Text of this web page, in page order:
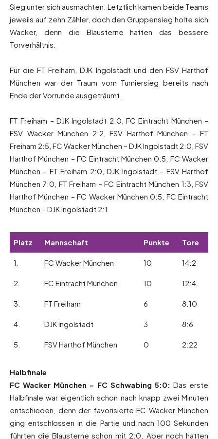
Sieg unter sich ausmachten. Letztlich kamen beide Teams
jeweils auf zehn Zähler, doch den Gruppensieg holte sich
Wacker, denn die Blausterne hatten das bessere
Torverhältnis.
Für die FT Freiham, DJK Ingolstadt und den FSV Harthof
München war der Traum vom Turniersieg bereits nach
Ende der Vorrunde ausgeträumt.
FT Freiham – DJK Ingolstadt 2:0, FC Eintracht München –
FSV Wacker München 2:2, FSV Harthof München – FT
Freiham 2:5, FC Wacker München – DJK Ingolstadt 2:0, FSV
Harthof München – FC Eintracht München 0:5, FC Wacker
München – FT Freiham 2:0, DJK Ingolstadt – FSV Harthof
München 7:0, FT Freiham – FC Eintracht München 1:3, FSV
Harthof München – FC Wacker München 0:5, FC Eintracht
München – DJK Ingolstadt 2:1
Platz Mannschaft Punkte Tore
1. FC Wacker München 10 14:2
2. FC Eintracht München 10 12:4
3. FT Freiham 6 8:10
4. DJK Ingolstadt 3 8:6
5. FSV Harthof München 0 2:22
Halbfinale
FC Wacker München – FC Schwabing 5:0: Das erste
Halbfinale war eigentlich schon nach knapp zwei Minuten
entschieden, denn der favorisierte FC Wacker München
ging entschlossen in die Partie und nach 100 Sekunden
führten die Blausterne schon mit 2:0. Aber noch hatten